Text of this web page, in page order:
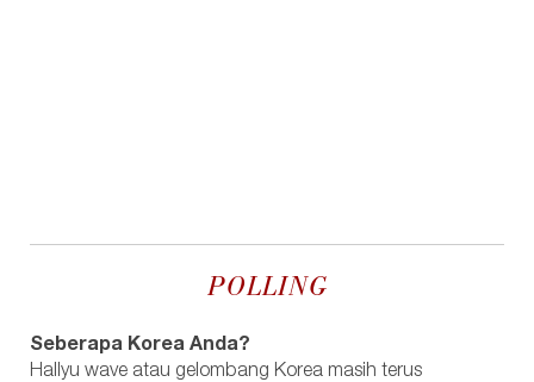
POLLING
Seberapa Korea Anda?
Hallyu wave atau gelombang Korea masih terus